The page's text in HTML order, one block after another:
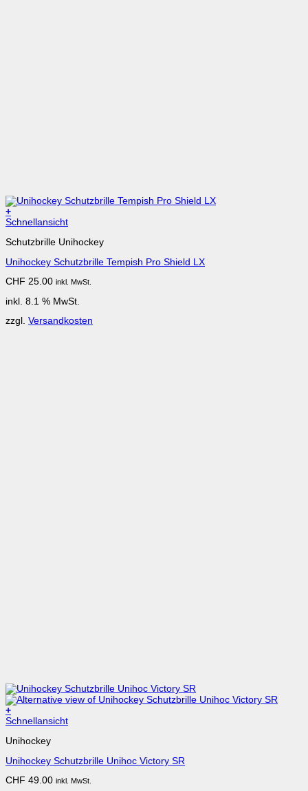
+
Schnellansicht
Schutzbrille Unihockey
Unihockey Schutzbrille Tempish Pro Shield LX
CHF 25.00 inkl. MwSt.
inkl. 8.1 % MwSt.
zzgl. Versandkosten
+
Dieses
weist
Varianten
Die
Schnellansicht
Unihockey
Unihockey Schutzbrille Unihoc Victory SR
CHF 49.00 inkl. MwSt.